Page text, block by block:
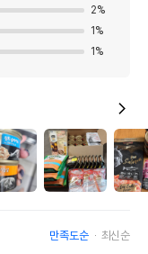
2%
1%
1%
만족도순 최신순